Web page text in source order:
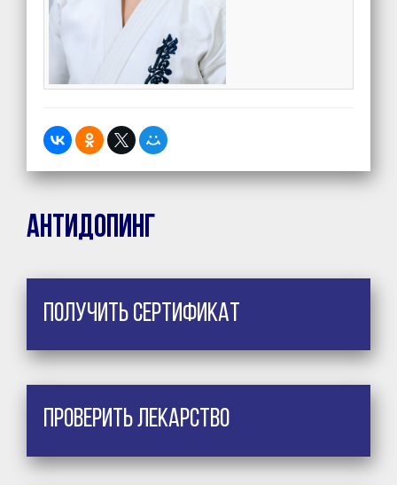
Антидопинг
Получить сертификат
Проверить лекарство